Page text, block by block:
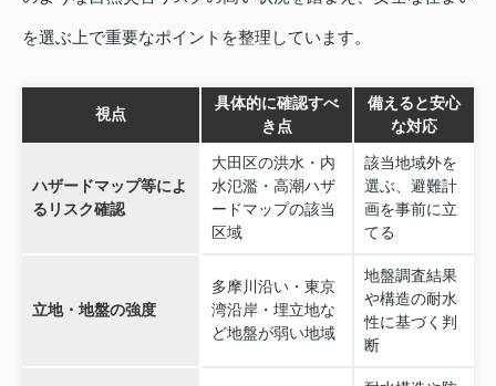
を選ぶ上で重要なポイントを整理しています。
視点
具体的に確認すべ
き点
備えると安心
な対応
ハザードマップ等によ
るリスク確認
大田区の洪水・内
水氾濫・高潮ハザ
ードマップの該当
区域
該当地域外を
選ぶ、避難計
画を事前に立
てる
立地・地盤の強度
多摩川沿い・東京
湾沿岸・埋立地な
ど地盤が弱い地域
地盤調査結果
や構造の耐水
性に基づく判
断